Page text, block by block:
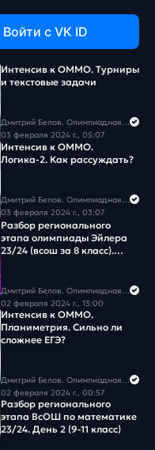
Войти c VK ID
Интенсив к ОММО. Турниры
и текстовые задачи
Дмитрий Белов. Олимпиадная математика в Школково
03 февраля 2024 г., 05:07
Интенсив к ОММО.
Логика-2. Как рассуждать?
Дмитрий Белов. Олимпиадная математика в Школково
03 февраля 2024 г., 03:07
Разбор регионального
этапа олимпиады Эйлера
23/24 (всош за 8 класс).
Дмитрий Белов. Олимпиадная математика в Школково
02 февраля 2024 г., 13:00
Интенсив к ОММО.
Планиметрия. Сильно ли
сложнее ЕГЭ?
Дмитрий Белов. Олимпиадная математика в Школково
02 февраля 2024 г., 00:57
Разбор регионального
этапа ВсОШ по математике
23/24. День 2 (9-11 класс)